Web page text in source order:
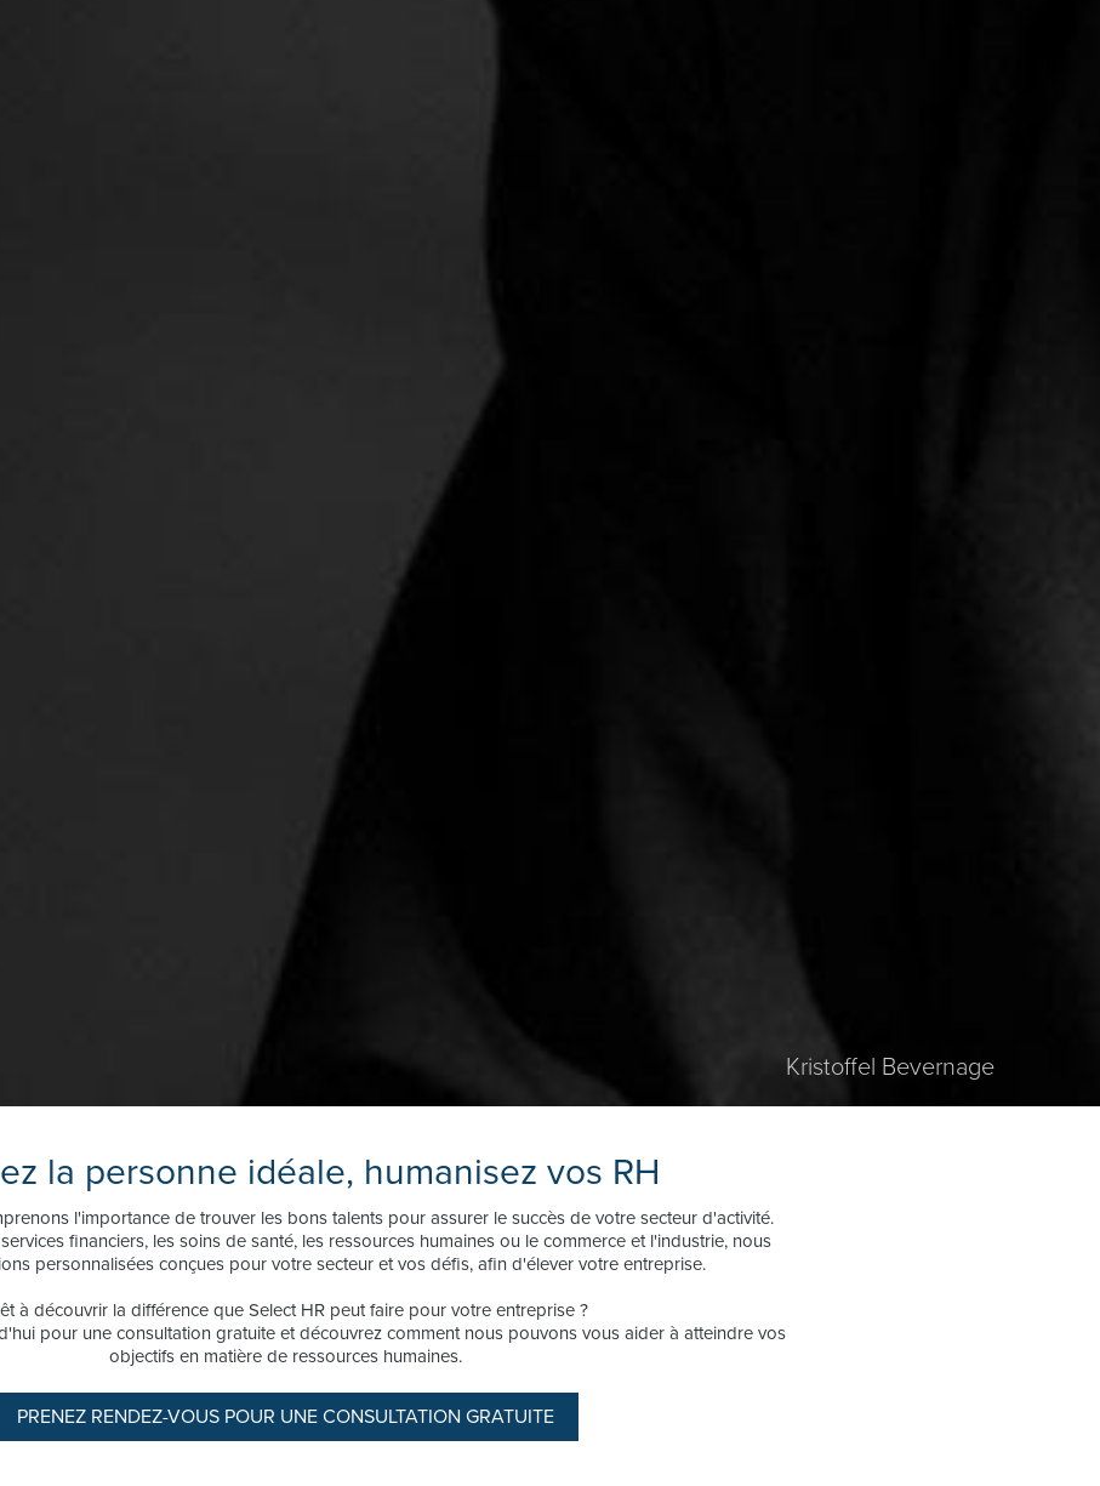
Kristoffel Bevernage
Steffi Verhoeven
Nahema Ahankour
la personne idéale, humanisez vos RH
l'importance de trouver les bons talents pour assurer le succès de votre secteur d'activité.
financiers, les soins de santé, les ressources humaines ou le commerce et l'industrie, nous
personnalisées conçues pour votre secteur et vos défis, afin d'élever votre entreprise.
à découvrir la différence que Select HR peut faire pour votre entreprise ?
pour une consultation gratuite et découvrez comment nous pouvons vous aider à atteindre vos
objectifs en matière de ressources humaines.
PRENEZ RENDEZ-VOUS POUR UNE CONSULTATION GRATUITE